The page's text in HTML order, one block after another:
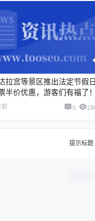
拉宫等景区推出法定节假日
半价优惠，游客们有福了！
前 0
提示标题